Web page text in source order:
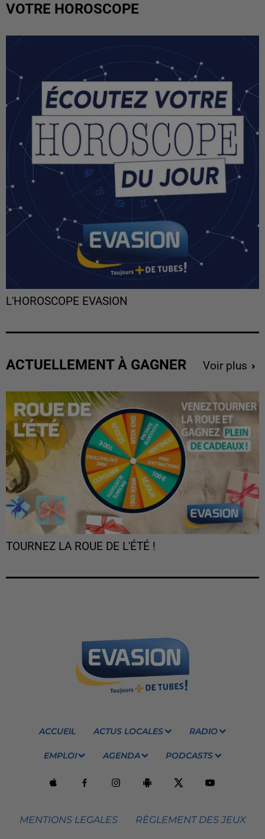
VOTRE HOROSCOPE
L'HOROSCOPE EVASION
ACTUELLEMENT À GAGNER Voir plus
TOURNEZ LA ROUE DE L'ÉTÉ !
ACCUEIL ACTUS LOCALES RADIO
EMPLOI AGENDA PODCASTS
MENTIONS LEGALES RÈGLEMENT DES JEUX